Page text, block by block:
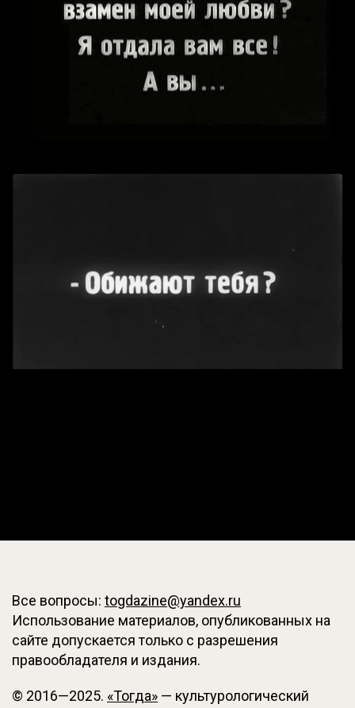
Все вопросы: togdazine@yandex.ru
Использование материалов, опубликованных на
сайте допускается только с разрешения
правообладателя и издания.
© 2016—2025. «Тогда» — культурологический